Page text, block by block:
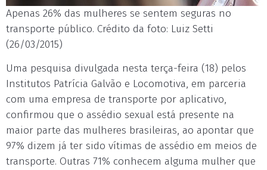
Apenas 26% das mulheres se sentem seguras no
transporte público. Crédito da foto: Luiz Setti
(26/03/2015)
Uma pesquisa divulgada nesta terça-feira (18) pelos
Institutos Patrícia Galvão e Locomotiva, em parceria
com uma empresa de transporte por aplicativo,
confirmou que o assédio sexual está presente na
maior parte das mulheres brasileiras, ao apontar que
97% dizem já ter sido vítimas de assédio em meios de
transporte. Outras 71% conhecem alguma mulher que